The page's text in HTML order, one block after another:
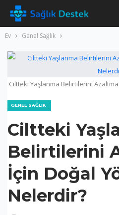
Ev Genel Sağlık
Ciltteki Yaşlanma Belirtilerini
GENEL SAĞLIK
Ciltteki
Belirtilerini
İçin Doğal
Nelerdir?